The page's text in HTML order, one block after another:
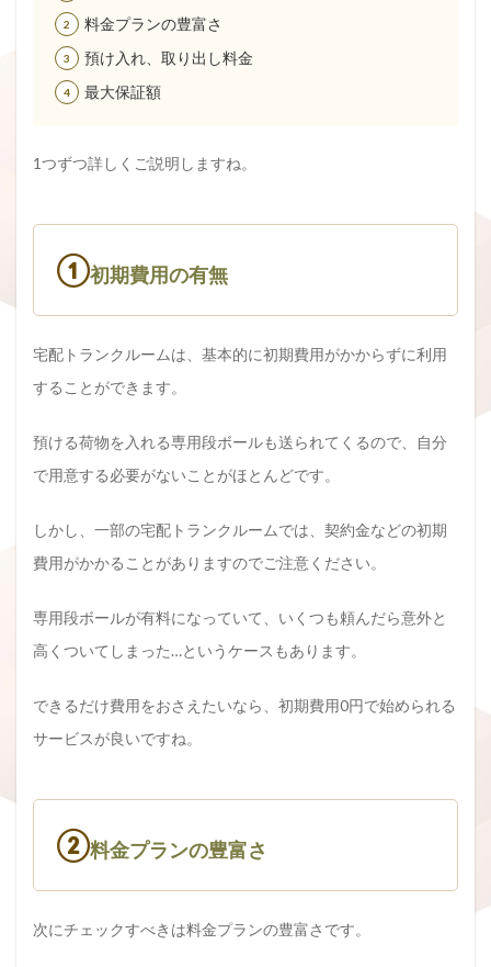
料金プランの豊富さ
預け入れ、取り出し料金
最大保証額
1つずつ詳しくご説明しますね。
①初期費用の有無
宅配トランクルームは、基本的に初期費用がかからずに利用
することができます。
預ける荷物を入れる専用段ボールも送られてくるので、自分
で用意する必要がないことがほとんどです。
しかし、一部の宅配トランクルームでは、契約金などの初期
費用がかかることがありますのでご注意ください。
専用段ボールが有料になっていて、いくつも頼んだら意外と
高くついてしまった…というケースもあります。
できるだけ費用をおさえたいなら、初期費用0円で始められる
サービスが良いですね。
②料金プランの豊富さ
次にチェックすべきは料金プランの豊富さです。